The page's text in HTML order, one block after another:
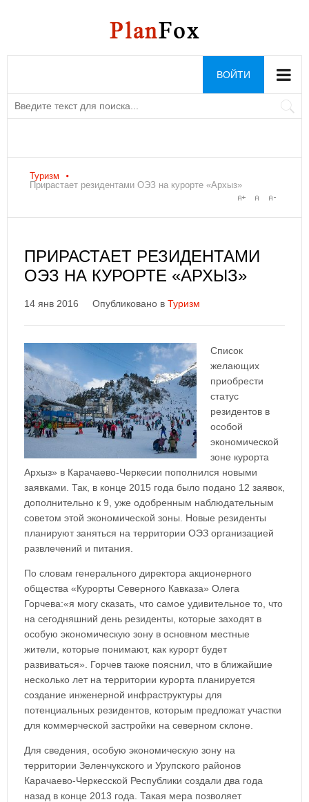
ВОЙТИ
Туризм
Прирастает резидентами ОЭЗ на курорте «Архыз»
ПРИРАСТАЕТ РЕЗИДЕНТАМИ
ОЭЗ НА КУРОРТЕ «АРХЫЗ»
14 янв 2016 Опубликовано в Туризм
Список
желающих
приобрести
статус
резидентов в
особой
экономической
зоне курорта
Архыз» в Карачаево-Черкесии пополнился новыми
заявками. Так, в конце 2015 года было подано 12 заявок,
дополнительно к 9, уже одобренным наблюдательным
советом этой экономической зоны. Новые резиденты
планируют заняться на территории ОЭЗ организацией
развлечений и питания.
По словам генерального директора акционерного
общества «Курорты Северного Кавказа» Олега
Горчева:«я могу сказать, что самое удивительное то, что
на сегодняшний день резиденты, которые заходят в
особую экономическую зону в основном местные
жители, которые понимают, как курорт будет
развиваться». Горчев также пояснил, что в ближайшие
несколько лет на территории курорта планируется
создание инженерной инфраструктуры для
потенциальных резидентов, которым предложат участки
для коммерческой застройки на северном склоне.
Для сведения, особую экономическую зону на
территории Зеленчукского и Урупского районов
Карачаево-Черкесской Республики создали два года
назад в конце 2013 года. Такая мера позволяет